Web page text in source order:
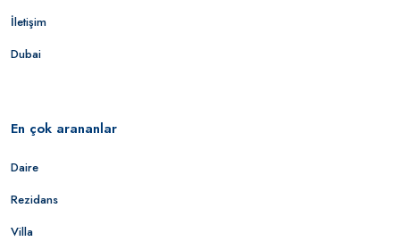
İletişim
Dubai
En çok arananlar
Daire
Rezidans
Villa